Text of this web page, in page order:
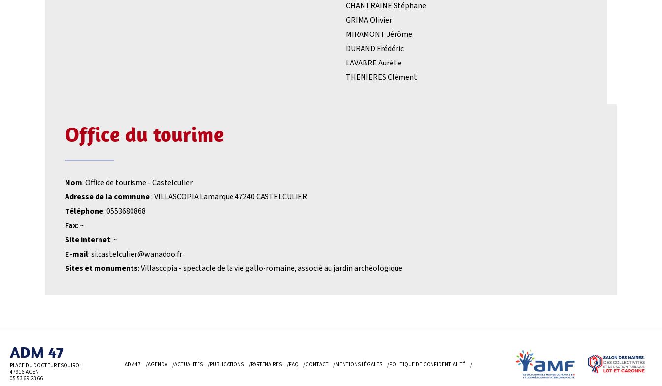
CHANTRAINE Stéphane
GRIMA Olivier
MIRAMONT Jérôme
DURAND Frédéric
LAVABRE Aurélie
THENIERES Clément
Office du tourime
Nom: Office de tourisme - Castelculier
Adresse de la commune: VILLASCOPIA Lamarque 47240 CASTELCULIER
Téléphone: 0553680868
Fax: ~
Site internet: ~
E-mail: si.castelculier@wanadoo.fr
Sites et monuments: Villascopia - spectacle de la vie gallo-romaine, associé au jardin archéologique
ADM 47
PLACE DU DOCTEUR ESQUIROL
47916 AGEN
05 53 69 23 66
ADM47 AGENDA ACTUALITÉS PUBLICATIONS PARTENAIRES FAQ CONTACT MENTIONS LÉGALES POLITIQUE DE CONFIDENTIALITÉ